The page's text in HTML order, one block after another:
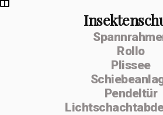
Rollo
Plissee
Pendeltür